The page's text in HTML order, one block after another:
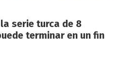
serie turca de 8
terminar en un fin